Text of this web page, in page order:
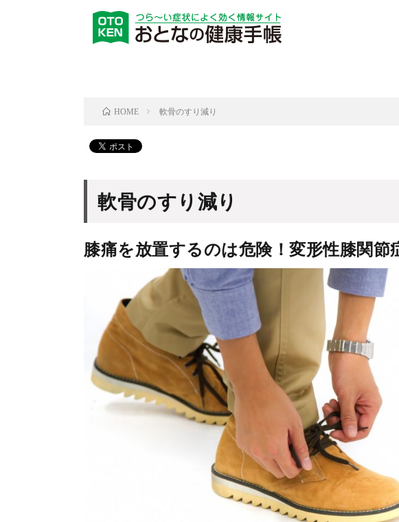
HOME 軟骨のすり減り
軟骨のすり減り
膝痛を放置するのは危険！変形性膝関節